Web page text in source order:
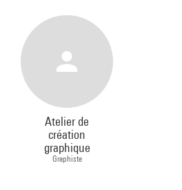
Atelier de
création
graphique
Graphiste